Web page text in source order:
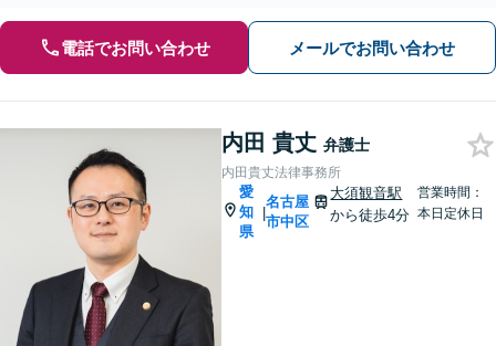
電話でお問い合わせ メールでお問い合わせ
内田 貴丈 弁護士
内田貴丈法律事務所
愛
知
県
|
名古屋
市中区
大須観音駅
から徒歩4分
営業時間：
本日定休日